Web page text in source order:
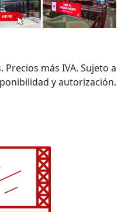
más IVA. Sujeto a
y autorización.